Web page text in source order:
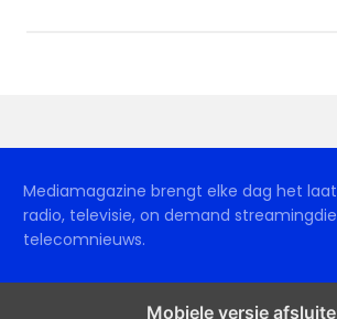
Mediamagazine brengt elke dag het
radio, televisie, on demand
telecomnieuws.
Mobiele versie